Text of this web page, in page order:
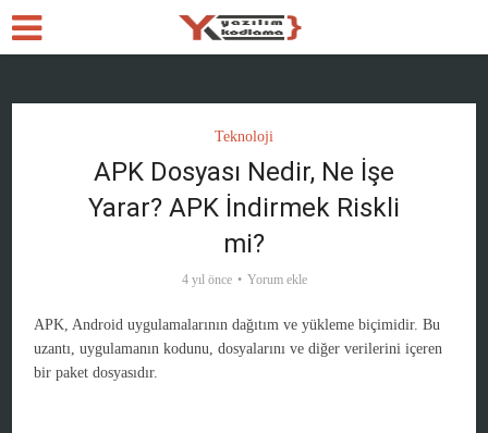
Teknoloji
APK Dosyası Nedir, Ne İşe
Yarar? APK İndirmek Riskli
mi?
4 yıl önce Yorum ekle
APK, Android uygulamalarının dağıtım ve yükleme biçimidir. Bu
uzantı, uygulamanın kodunu, dosyalarını ve diğer verilerini içeren
bir paket dosyasıdır.